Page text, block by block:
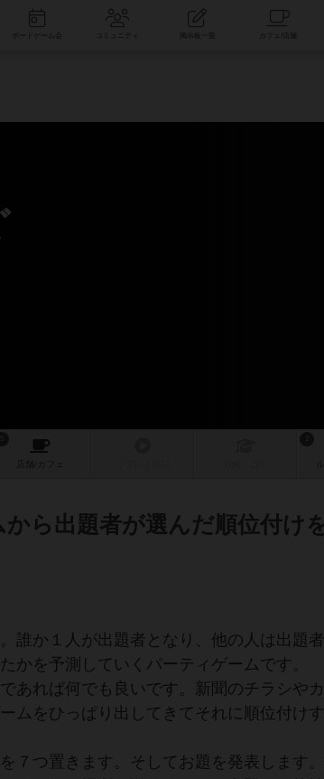
コミュニティ
店舗/ カフェ
ら出題者が選んだ順位付け
誰か１人が出題者となり、他の人は出題
かを予測していくパーティゲームです。
あれば何でも良いです。新聞のチラシや
ムをひっぱり出してきてそれに順位付け
７つ置きます。そしてお題を発表します